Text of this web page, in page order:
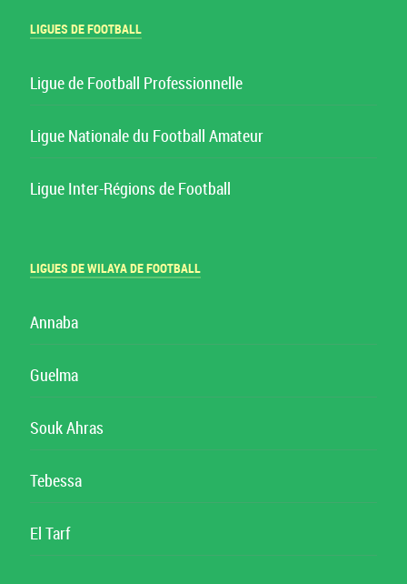
LIGUES DE FOOTBALL
Ligue de Football Professionnelle
Ligue Nationale du Football Amateur
Ligue Inter-Régions de Football
LIGUES DE WILAYA DE FOOTBALL
Annaba
Guelma
Souk Ahras
Tebessa
El Tarf